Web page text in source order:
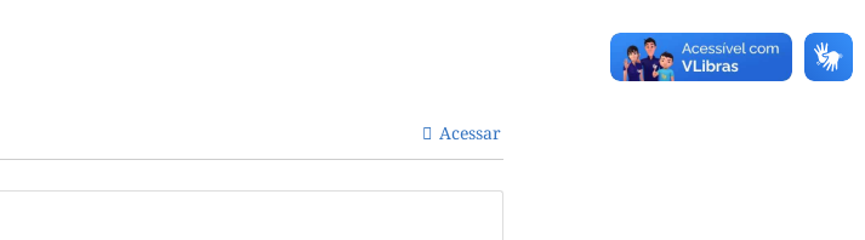
Acessar